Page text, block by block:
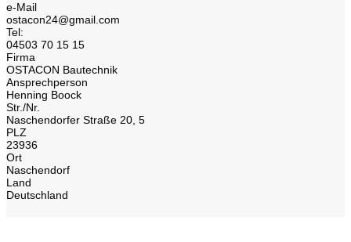
e-Mail
ostacon24@gmail.com
Tel:
04503 70 15 15
Firma
OSTACON Bautechnik
Ansprechperson
Henning Boock
Str./Nr.
Naschendorfer Straße 20, 5
PLZ
23936
Ort
Naschendorf
Land
Deutschland